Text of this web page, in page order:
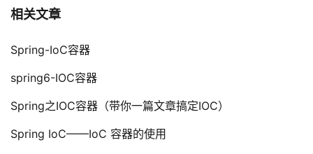
相关文章
Spring-IoC容器
spring6-IOC容器
Spring之IOC容器（带你一篇文章搞定IOC）
Spring IoC——IoC 容器的使用